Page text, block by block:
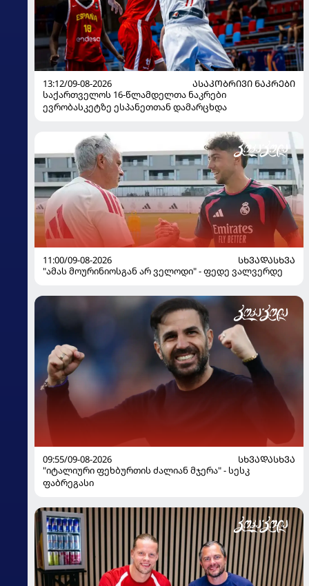
13:12/09-08-2026
ᲐᲡᲐᲙᲝᲑᲠᲘᲕᲘ ᲜᲐᲙᲠᲔᲑᲘ
საქართველოს 16-წლამდელთა ნაკრები
ევრობასკეტზე ესპანეთთან დამარცხდა
11:00/09-08-2026
ᲡᲮᲕᲐᲓᲐᲡᲮᲕᲐ
"ამას მოურინიოსგან არ ველოდი" - ფედე ვალვერდე
09:55/09-08-2026
ᲡᲮᲕᲐᲓᲐᲡᲮᲕᲐ
"იტალიური ფეხბურთის ძალიან მჯერა" - სესკ
ფაბრეგასი